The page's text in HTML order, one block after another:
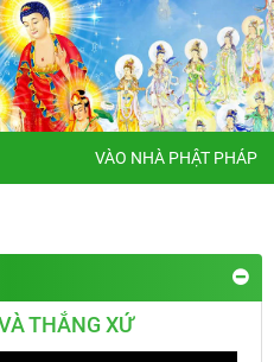
VÀO NHÀ PHẬT PHÁP
THẮNG XỨ